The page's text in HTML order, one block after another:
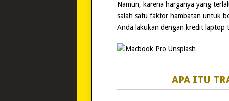
Namun, karena harganya yang
salah satu faktor hambatan untuk
Anda lakukan dengan kredit laptop
APA ITU